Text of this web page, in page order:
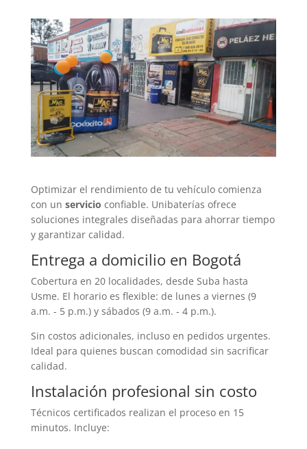
Optimizar el rendimiento de tu vehículo comienza
con un servicio confiable. Unibaterías ofrece
soluciones integrales diseñadas para ahorrar tiempo
y garantizar calidad.
Entrega a domicilio en Bogotá
Cobertura en 20 localidades, desde Suba hasta
Usme. El horario es flexible: de lunes a viernes (9
a.m. - 5 p.m.) y sábados (9 a.m. - 4 p.m.).
Sin costos adicionales, incluso en pedidos urgentes.
Ideal para quienes buscan comodidad sin sacrificar
calidad.
Instalación profesional sin costo
Técnicos certificados realizan el proceso en 15
minutos. Incluye: